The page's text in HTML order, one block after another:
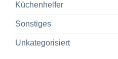
Küchenhelfer
Sonstiges
Unkategorisiert